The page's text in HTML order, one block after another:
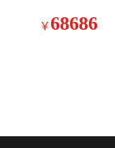
￥ 68686